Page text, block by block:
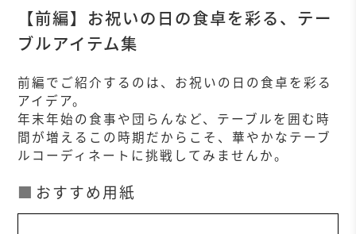
【前編】お祝いの日の食卓を彩る、テー
ブルアイテム集
前編でご紹介するのは、お祝いの日の食卓を彩る
アイデア。
年末年始の食事や団らんなど、テーブルを囲む時
間が増えるこの時期だからこそ、華やかなテーブ
ルコーディネートに挑戦してみませんか。
おすすめ用紙